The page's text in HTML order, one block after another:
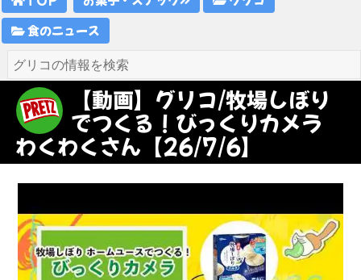
食のニュース
【動画】グリコ/牧場しぼり
でつくる！びっくりカメラ
わくわくさん【26/7/6】